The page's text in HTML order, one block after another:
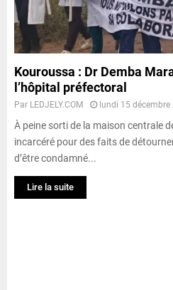
Kouroussa : Dr Demba
l’hôpital préfectoral
Par LEDJELY.COM lundi 15 décembre
À peine sorti de la maison centrale
incarcéré pour des faits de
d’être condamné...
Lire la suite